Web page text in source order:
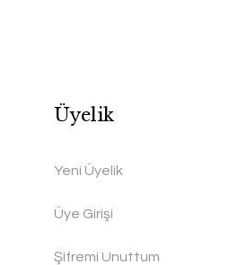
Üyelik
Yeni Üyelik
Üye Girişi
Şifremi Unuttum